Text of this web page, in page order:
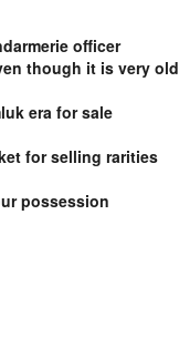
officer
though it is very old
era for sale
for selling rarities
possession